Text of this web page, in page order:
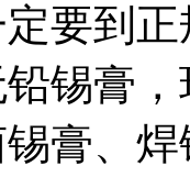
要到
锡膏
膏、